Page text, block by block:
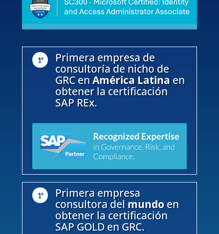
Primera empresa de
consultoría de nicho de
GRC enAmérica Latinaen
obtener la certificación
SAP REx.
Primera empresa
consultora del mundoen
obtener la certificación
SAP GOLD en GRC.